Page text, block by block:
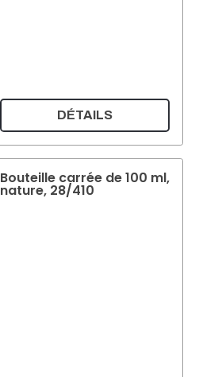
DÉTAILS
Bouteille carrée de 100 ml,
nature, 28/410